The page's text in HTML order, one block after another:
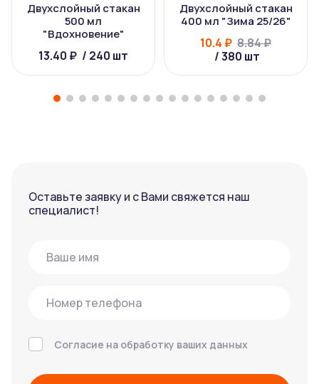
Двухслойный стакан
500 мл
"Вдохновение"
13.40 ₽ / 240 шт
Двухслойный стакан
400 мл "Зима 25/26"
10.4 ₽ 8.84 ₽
/ 380 шт
Оставьте заявку и с Вами свяжется наш
специалист!
Согласие на обработку ваших данных